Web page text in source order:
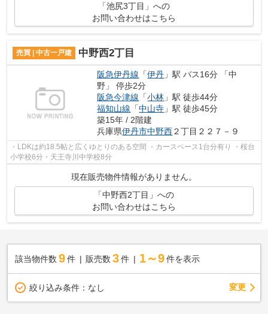
「池尻3丁目」への
お問い合わせはこちら
売買 | 中古一戸建 中野西2丁目
阪急伊丹線 「伊丹 」駅 バス16分 「中
野」 停歩2分
阪急今津線 「小林 」駅 徒歩44分
福知山線 「中山寺 」駅 徒歩45分
築15年 / 2階建
兵庫県伊丹市中野西２丁目２２７－９
・LDKは約18.5帖と広くゆとりのある空間 ・カースペース1台分有り ・桜台
小学校6分・天王寺川中学校8分
現在販売物件情報がありません。
「中野西2丁目」への
お問い合わせはこちら
該当物件数 9件 販売数 3 件 1～9 件を表示
絞り込み条件： なし 変更